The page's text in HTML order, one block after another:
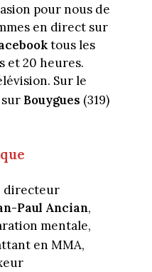
pour nous de
en direct sur
tous les
et 20 heures.
Sur le
Bouygues (319)
directeur
Paul Ancian,
mentale,
en MMA,